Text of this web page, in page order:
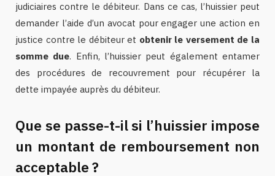
judiciaires contre le débiteur. Dans ce cas, l’huissier peut
demander l’aide d’un avocat pour engager une action en
justice contre le débiteur et obtenir le versement de la
somme due. Enfin, l’huissier peut également entamer
des procédures de recouvrement pour récupérer la
dette impayée auprès du débiteur.
Que se passe-t-il si l’huissier impose
un montant de remboursement non
acceptable ?